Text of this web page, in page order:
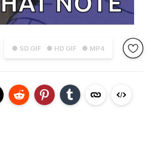
● SD GIF ● HD GIF ● MP4